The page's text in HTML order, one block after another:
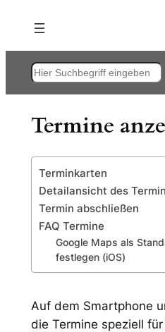
Inhalt
springen
Suchen
Termine
Terminkarten
Detailansicht des
Termin abschließen
FAQ Termine
Google Maps als
festlegen (iOS)
Auf dem Smartphone
die Termine speziell